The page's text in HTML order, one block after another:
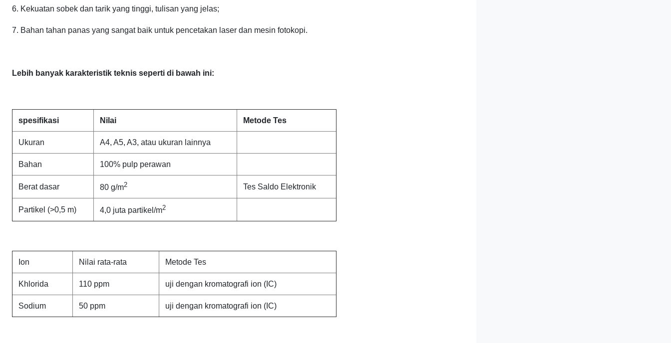
6. Kekuatan sobek dan tarik yang tinggi, tulisan yang jelas;
7. Bahan tahan panas yang sangat baik untuk pencetakan laser dan mesin fotokopi.
Lebih banyak karakteristik teknis seperti di bawah ini:
spesifikasi Nilai Metode Tes
Ukuran A4, A5, A3, atau ukuran lainnya
Bahan 100% pulp perawan
Berat dasar 80 g/m2 Tes Saldo Elektronik
Partikel (>0,5 m) 4,0 juta partikel/m2
Ion Nilai rata-rata Metode Tes
Khlorida 110 ppm uji dengan kromatografi ion (IC)
Sodium 50 ppm uji dengan kromatografi ion (IC)